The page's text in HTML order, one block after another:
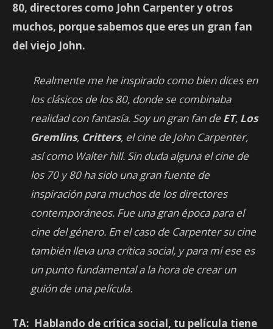
80, directores como John Carpenter y otros
muchos, porque sabemos que eres un gran fan
del viejo John.
Realmente me he inspirado como bien dices en
los clásicos de los 80, donde se combinaba
realidad con fantasía. Soy un gran fan de ET, Los
Gremlins, Critters, el cine de John Carpenter,
así como Walter hill. Sin duda alguna el cine de
los 70 y 80 ha sido una gran fuente de
inspiración para muchos de los directores
contemporáneos. Fue una gran época para el
cine del género. En el caso de Carpenter su cine
también lleva una crítica social, y para mí ese es
un punto fundamental a la hora de crear un
guión de una película.
TA: Hablando de crítica social, tu película tiene